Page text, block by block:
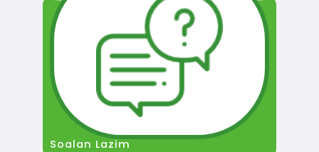
Soalan Lazim